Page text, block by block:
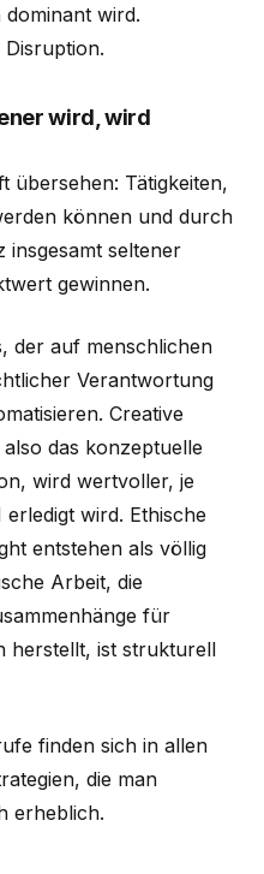
wird.
wird, wird
übersehen: Tätigkeiten,
können und durch
insgesamt seltener
gewinnen.
der auf menschlichen
Verantwortung
Creative
das konzeptuelle
wird wertvoller, je
wird. Ethische
entstehen als völlig
Arbeit, die
für
herstellt, ist strukturell
finden sich in allen
die man
erheblich.